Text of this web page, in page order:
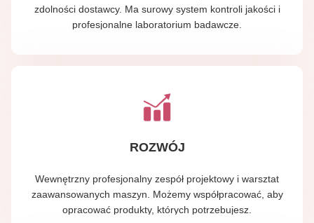
zdolności dostawcy. Ma surowy system kontroli jakości i
profesjonalne laboratorium badawcze.
ROZWÓJ
Wewnętrzny profesjonalny zespół projektowy i warsztat
zaawansowanych maszyn. Możemy współpracować, aby
opracować produkty, których potrzebujesz.